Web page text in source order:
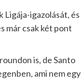
igazolását, és
már csak két pont
is, de Santo
ami nem egy